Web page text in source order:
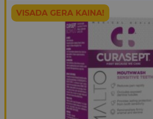
VISADA GERA KAINA!